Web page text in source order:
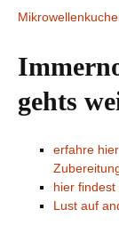
gehts
erfahre
hier
Lust auf